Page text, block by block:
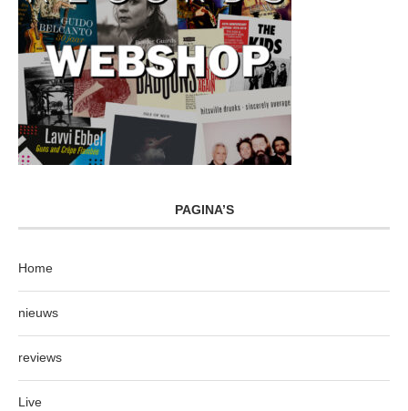
PAGINA’S
Home
nieuws
reviews
Live